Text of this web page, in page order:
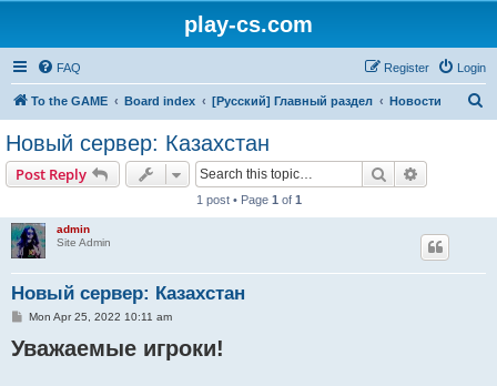
play-cs.com
FAQ Login
Register
To the GAME Board index [Русский] Главный раздел Новости
Новый сервер: Казахстан
Post Reply Search
1 post • Page 1 of 1
admin
Site Admin
Новый сервер: Казахстан
P
s
t
Mon Apr 25, 2022 10:11 am
Уважаемые игроки!